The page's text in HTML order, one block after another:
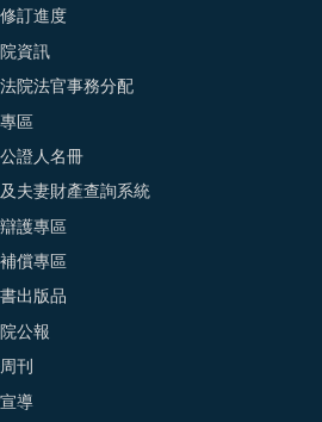
訂進度
資訊
院法官事務分配
區
證人名冊
夫妻財產查詢系統
護專區
償專區
出版品
公報
刊
導